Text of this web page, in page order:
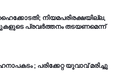
നിയമപരിരക്ഷയില്ല,
പ്രവര്‍ത്തനം തടയണമെന്ന്
; പരിക്കേറ്റ യുവാവ് മരിച്ചു